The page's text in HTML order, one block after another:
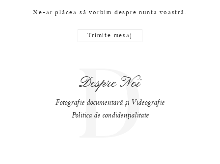
Ne-ar plăcea să vorbim despre nunta voastră.
Trimite mesaj
Despre Noi
D
Fotografie documentară și Videografie
Politica de condidențialitate